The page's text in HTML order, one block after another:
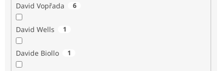
David Vopřada 6
David Wells 1
Davide Biollo 1